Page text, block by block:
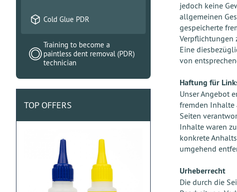
jedoch keine
allgemeinen
gespeicherte
Verpflichtungen
Eine
von
Haftung für
Unser Angebot
fremden Inhalte
Seiten
Inhalte waren
konkrete
umgehend
Urheberrecht
Die durch die
Cold Glue PDR
Training to become a
paintless dent removal (PDR)
technician
TOP OFFERS